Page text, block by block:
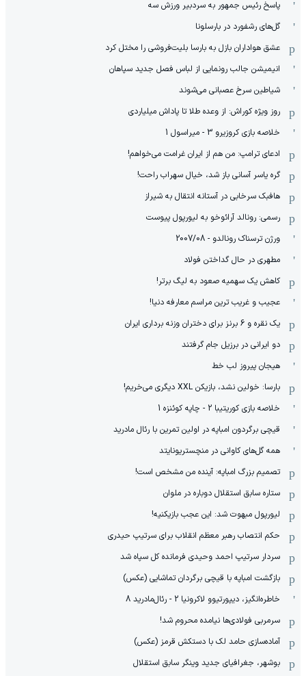
پاسخ رئیس جمهور به سردبیر ورزش سه
گل‌های رشفورد در بارسلونا
عشق هواداران بازل به بارسا بلیت‌فروشی را مختل کرد
انیمیشن جالب رونمایی از لباس فصل جدید سپاهان
شیاطین سرخ عصبانی می‌شوند
روز ویژه کوراش: از وعده طلا تا پاداش میلیاردی
خلاصه بازی کروزیرو 3 - میراسول 1
ادعای ترامپ: من هم از ایران غرامت می‌خواهم!
گره یاسر آسانی باز شد، خیال سهراب راحت!
هافبک سرخابی در آستانه انتقال به شیراز
رسمی: رونالد آرائوخو به لیورپول پیوست
ورژن ترسناک رونالدو - 2007/08
مطهری در حال گداختن فولاد
کاهش یک سهمیه صعود به لیگ برتر!
عجیب و غریب ترین مراسم معارفه دنیا!
یک نقره و 6 برنز برای دختران وزنه برداری ایران
دو ایرانی در برزیل جام گرفتند
هیجان پیروز لب خط
بارسا: خولین نشد، بازیکن XXL دیگری می‌خریم!
خلاصه بازی کوریتیبا 2 - چاپه کوئنزه 1
قیچی برگردون امباپه در اولین تمرین با رئال مادرید
همه گل‌های کاوانی در منچستریونایتد
تصمیم بزرگ امباپه: آینده من مشخص است!
ستاره سابق استقلال دوباره در ملوان
لیورپول مبهوت شد: این عجب بازیکنیه!
حکم انتصاب رهبر معظم انقلاب برای سرتیپ حیدری
سردار سرتیپ احمد وحیدی فرمانده کل سپاه شد
بازگشت امباپه با قیچی برگردان تماشایی (عکس)
خاطره‌انگیز، دیپورتیوو لاکرونیا 2 - رئال‌مادرید 8
سرمربی فولادی‌ها نیامده محروم شد!
آماده‌سازی حامد لک با دستکش قرمز (عکس)
بوشهر، جغرافیای جدید وینگر سابق استقلال